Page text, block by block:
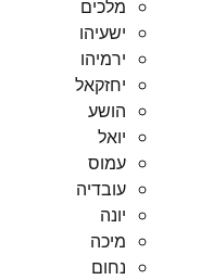
מלכים
ישעיהו
ירמיהו
יחזקאל
הושע
יואל
עמוס
עובדיה
יונה
מיכה
נחום